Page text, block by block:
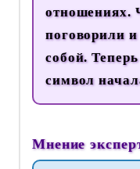
отношениях.
поговорили
собой.
символ
Мнение